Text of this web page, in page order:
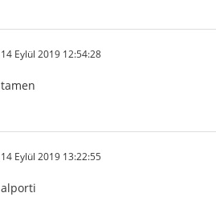
14 Eylül 2019 12:54:28
tamen
14 Eylül 2019 13:22:55
alporti